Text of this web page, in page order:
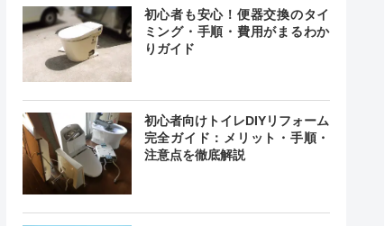
初心者も安心！便器交換のタイ
ミング・手順・費用がまるわか
りガイド
初心者向けトイレDIYリフォーム
完全ガイド：メリット・手順・
注意点を徹底解説